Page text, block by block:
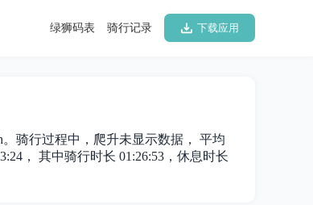
下载应用
骑行记录
绿狮码表
骑行过程中，爬升未显示数据， 平均
， 其中骑行时长 01:26:53，休息时长